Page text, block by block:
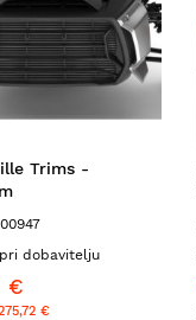
Trims -
dobavitelju
€
€